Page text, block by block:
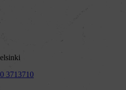
3713710